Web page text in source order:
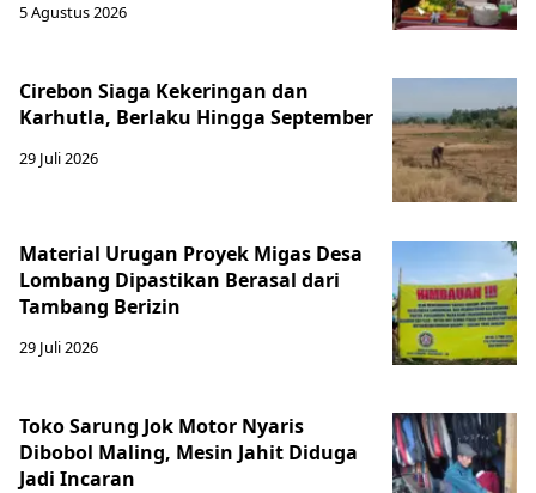
5 Agustus 2026
Cirebon Siaga Kekeringan dan
Karhutla, Berlaku Hingga September
29 Juli 2026
Material Urugan Proyek Migas Desa
Lombang Dipastikan Berasal dari
Tambang Berizin
29 Juli 2026
Toko Sarung Jok Motor Nyaris
Dibobol Maling, Mesin Jahit Diduga
Jadi Incaran